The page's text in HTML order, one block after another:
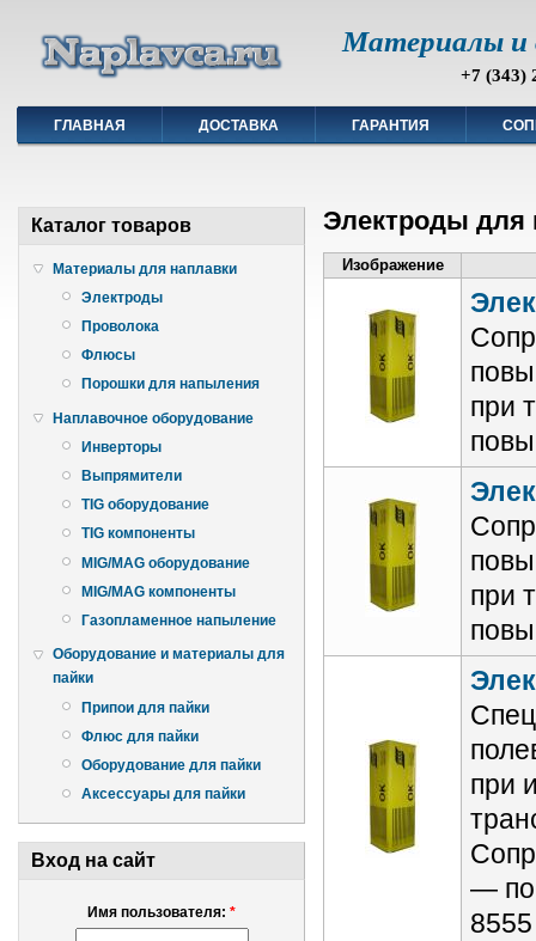
Материалы и
+7 (343)
ГЛАВНАЯ ДОСТАВКА ГАРАНТИЯ
Каталог товаров
Материалы для наплавки
Электроды
Проволока
Флюсы
Порошки для напыления
Наплавочное оборудование
Инверторы
Выпрямители
TIG оборудование
TIG компоненты
MIG/MAG оборудование
MIG/MAG компоненты
Газопламенное напыление
Оборудование и материалы для
пайки
Припои для пайки
Флюс для пайки
Оборудование для пайки
Аксессуары для пайки
Вход на сайт
Имя пользователя: *
Электроды для
Изображение
при
при
при
—
8555